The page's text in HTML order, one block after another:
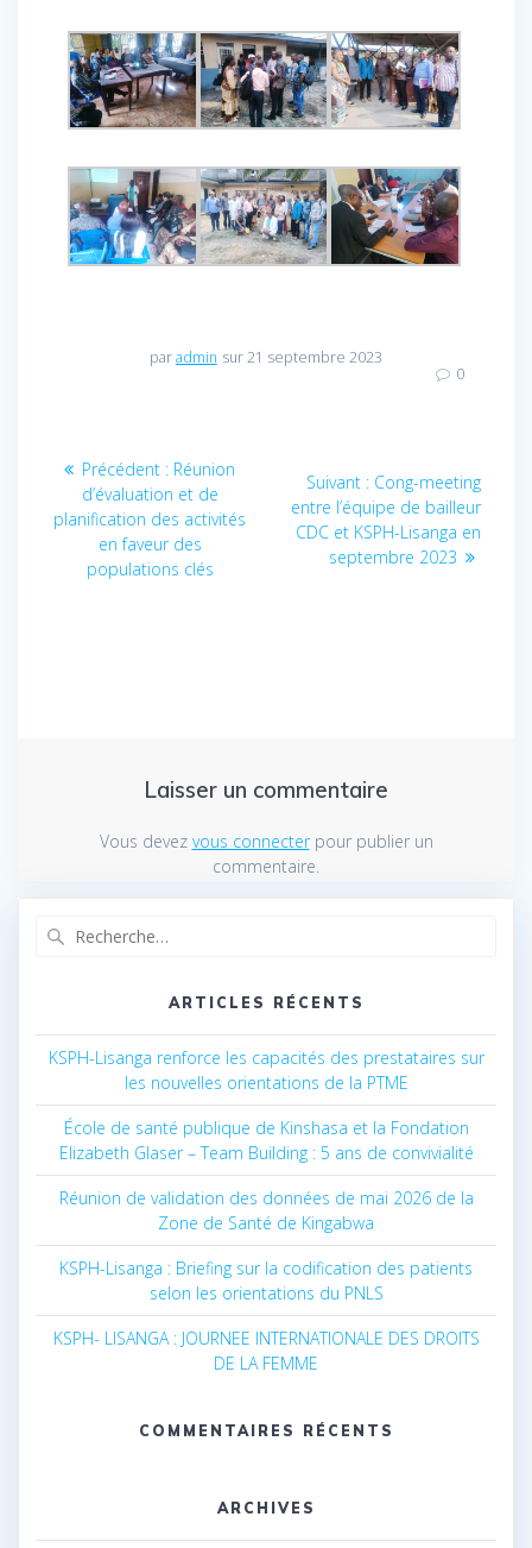
paradmin sur 21 septembre 2023
0
Navigation
de
l’article
Précédent : Article
précédent
:
Réunion
d’évaluation et de
planification des activités
en faveur des
populations clés
Suivant : Article
suivant
:
Cong-meeting
entre l’équipe de bailleur
CDC et KSPH-Lisanga en
septembre 2023
Laisser un commentaire
Vous devez vous connecterpour publier un
commentaire.
ARTICLES RÉCENTS
KSPH-Lisanga renforce les capacités des prestataires sur
les nouvelles orientations de la PTME
École de santé publique de Kinshasa et la Fondation
Elizabeth Glaser – Team Building : 5 ans de convivialité
Réunion de validation des données de mai 2026 de la
Zone de Santé de Kingabwa
KSPH-Lisanga : Briefing sur la codification des patients
selon les orientations du PNLS
KSPH- LISANGA : JOURNEE INTERNATIONALE DES DROITS
DE LA FEMME
COMMENTAIRES RÉCENTS
ARCHIVES